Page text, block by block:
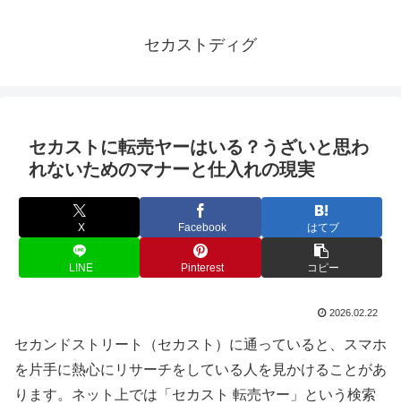
セカストディグ
セカストに転売ヤーはいる？うざいと思わ
れないためのマナーと仕入れの現実
X Facebook はてブ
LINE Pinterest コピー
2026.02.22
セカンドストリート（セカスト）に通っていると、スマホ
を片手に熱心にリサーチをしている人を見かけることがあ
ります。ネット上では「セカスト 転売ヤー」という検索